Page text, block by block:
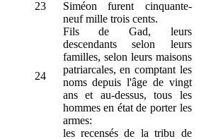
23
Siméon furent cinquante-
neuf mille trois cents.
24
Fils de Gad, leurs
descendants selon leurs
familles, selon leurs maisons
patriarcales, en comptant les
noms depuis l'âge de vingt
ans et au-dessus, tous les
hommes en état de porter les
armes:
les recensés de la tribu de